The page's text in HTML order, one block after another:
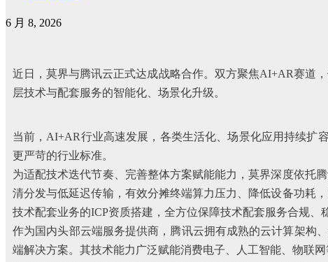
6 月 8, 2026
近日，莫界与腾讯云正式达成战略合作。双方聚焦AI+AR赛道
层技术与配套服务的智能化、场景化升级。
当前，AI+AR行业高速发展，各类生活化、场景化应用持续扩
更严苛的行业标准。
为适配技术迭代节奏、完善整体方案赋能能力，莫界深度依托
清分发与低延迟传输，有效分摊终端算力压力、降低设备功耗
技术配套业务的ICP资质搭建，全方位保障技术配套服务合规、
作为国内头部云端服务提供商，腾讯云拥有成熟的云计算架构
端解决方案。其技术能力广泛赋能消费电子、人工智能、物联